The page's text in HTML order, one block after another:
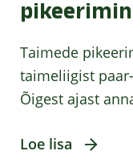
Taimede
taimeliigist
Õigest ajast
Loe lisa